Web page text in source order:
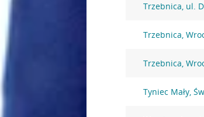
Trzebnica, ul.
Trzebnica,
Trzebnica,
Tyniec Mały,